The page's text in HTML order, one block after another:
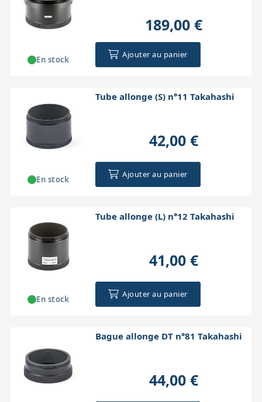
189,00 €
Ajouter au panier
En stock
Tube allonge (S) n°11 Takahashi
42,00 €
Ajouter au panier
En stock
Tube allonge (L) n°12 Takahashi
41,00 €
Ajouter au panier
En stock
Bague allonge DT n°81 Takahashi
44,00 €